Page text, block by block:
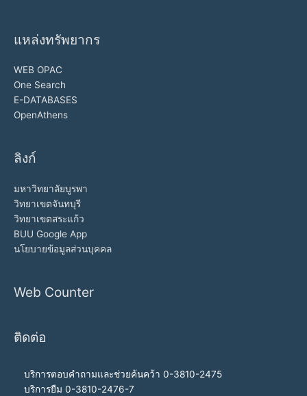
แหล่งทรัพยากร
WEB OPAC
One Search
E-DATABASES
OpenAthens
ลิงก์
มหาวิทยาลัยบูรพา
วิทยาเขตจันทบุรี
วิทยาเขตสระแก้ว
BUU Google App
นโยบายข้อมูลส่วนบุคคล
Web Counter
ติดต่อ
บริการตอบคำถามและช่วยค้นคว้า 0-3810-2475
บริการยืม 0-3810-2476-7